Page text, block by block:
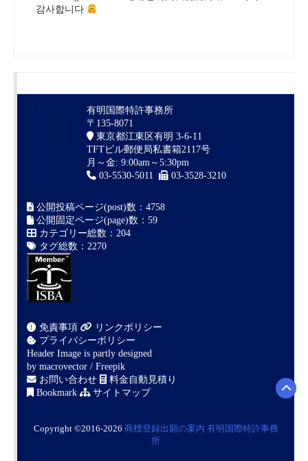
감사합니다
有明国際特許事務所
〒135-8071
東京都江東区有明 3-6-11
TFTビル郵便局私書箱2117号
月～金: 9:00am～5:30pm
03-5530-5011
03-3528-3210
公開投稿ページ(post)数：4758
公開固定ページ(page)数：59
カテゴリー総数：204
タグ総数：2270
免責事項
リンクポリシー
プライバシーポリシー
Header Image is partly designed
by macrovector / Freepik
お問い合わせ
料金自動見積り
Bookmark
サイトマップ
Copyright ©2016-2026 商標登録出願の案内 有明国際特許事務
所